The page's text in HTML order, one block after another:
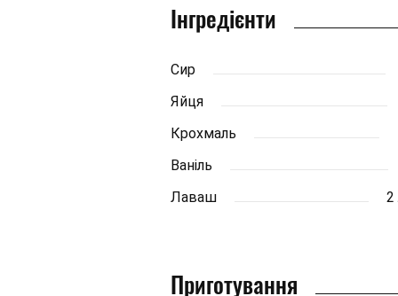
Інгредієнти
Сир
Яйця
Крохмаль
Ваніль
Лаваш
2
Приготування